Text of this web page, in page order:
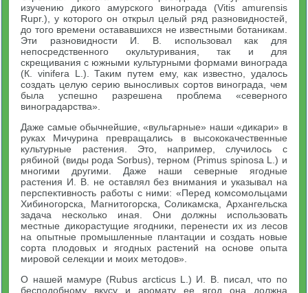
изучению дикого амурского винограда (Vitis amurensis
Rupr.), у которого он открыл целый ряд разновидностей,
до того времени остававшихся не известными ботаникам.
Эти разновидности И. В. использовал как для
непосредственного окультуривания, так и для
скрещивания с южными культурными формами винограда
(К. vinifera L.). Таким путем ему, как известно, удалось
создать целую серию выносливых сортов винограда, чем
была успешно разрешена проблема «северного
виноградарства».
Даже самые обычнейшие, «вульгарные» наши «дикари» в
руках Мичурина превращались в высококачественные
культурные растения. Это, например, случилось с
рябиной (виды рода Sorbus), терном (Primus spinosa L.) и
многими другими. Даже наши северные ягодные
растения И. В. не оставлял без внимания и указывал на
перспективность работы с ними: «Перед комсомольцами
Хибиногорска, Магнитогорска, Соликамска, Архангельска
задача несколько иная. Они должны использовать
местные дикорастущие ягодники, перенести их из лесов
на опытные промышленные плантации и создать новые
сорта плодовых и ягодных растений на основе опыта
мировой селекции и моих методов».
О нашей мамуре (Rubus arcticus L.) И. В. писал, что по
бесподобному вкусу и аромату ее ягод она должна